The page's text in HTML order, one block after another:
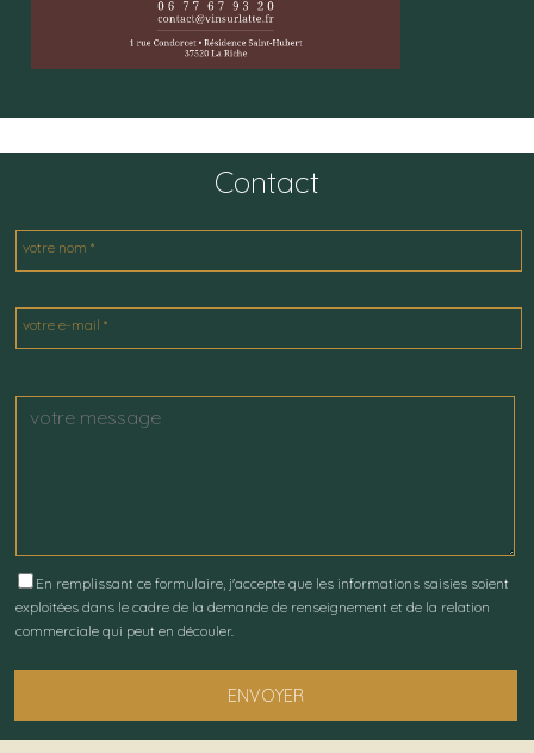
Contact
votre nom *
votre e-mail *
En remplissant ce formulaire, j'accepte que les informations saisies soient
exploitées dans le cadre de la demande de renseignement et de la relation
commerciale qui peut en découler.